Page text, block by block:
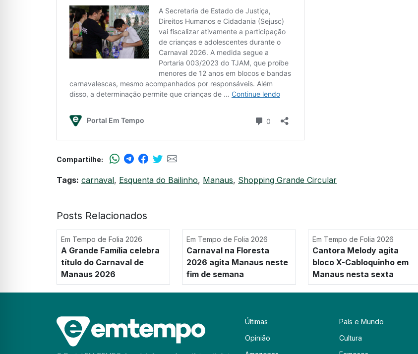
Compartilhe:
Tags: carnaval, Esquenta do Bailinho, Manaus, Shopping Grande Circular
Posts Relacionados
Em Tempo de Folia 2026
A Grande Família celebra
título do Carnaval de
Manaus 2026
Em Tempo de Folia 2026
Carnaval na Floresta
2026 agita Manaus neste
fim de semana
Em Tempo de Folia 2026
Cantora Melody agita
bloco X-Cabloquinho em
Manaus nesta sexta
Últimas
Opinião
País e Mundo
Cultura